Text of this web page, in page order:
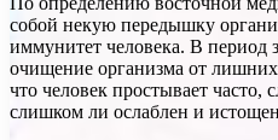
собой некую передышку
иммунитет человека. В период
очищение организма от
что человек простывает часто,
слишком ли ослаблен и